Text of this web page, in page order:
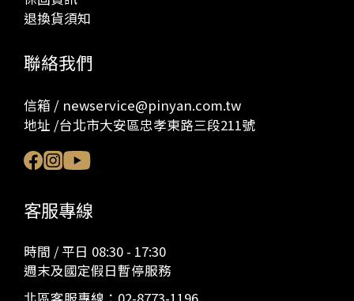
退換貨須知
聯絡我們
信箱 / newservice@pinyan.com.tw
地址 /台北市大安區忠孝東路三段211號
客服專線
時間 / 平日 08:30 - 17:30
週末及國定假日暫停服務